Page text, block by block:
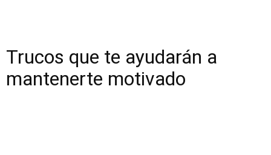
Trucos que te ayudarán a
mantenerte motivado